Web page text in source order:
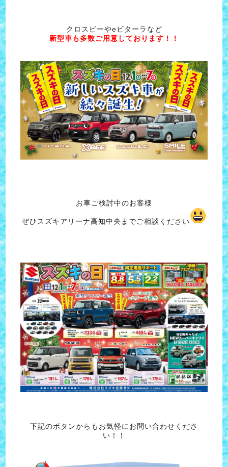
クロスビーやeビターラなど
新型車も多数ご用意しております！！
お車ご検討中のお客様
ぜひスズキアリーナ高知中央までご相談ください
下記のボタンからもお気軽にお問い合わせくださ
い！！